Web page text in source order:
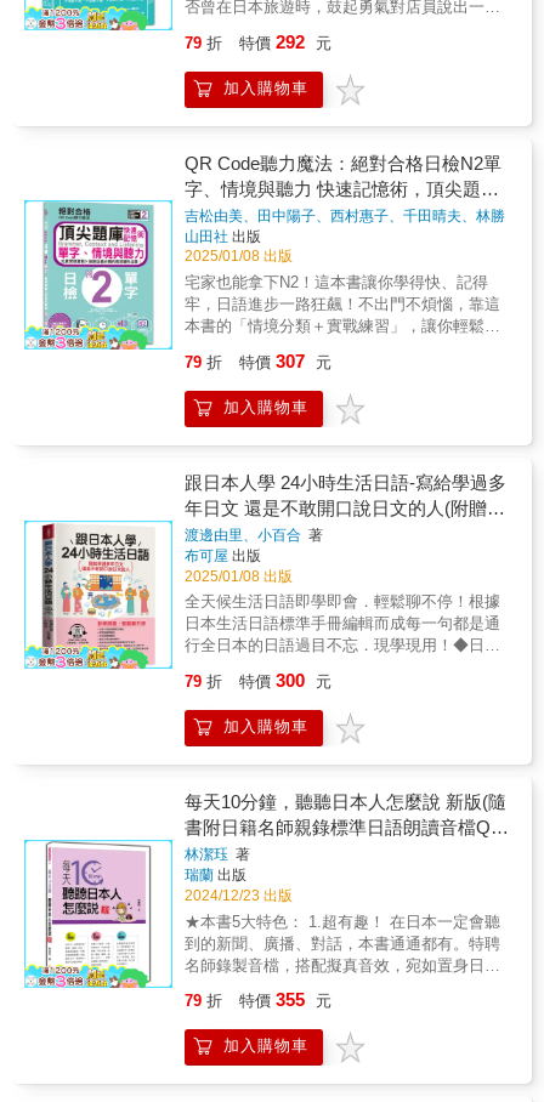
容，請運用於「會話練習」及「活動」當中。
結，搭配本書學習，初學立即開口說，日語越
嚇嚇叫！日語學了好多年，還是在自我介紹後
就卡關……文法明明看得懂，說出口時卻依然
麼話題開始……你在開口說日語時的猶豫和遲
疑、學習日語會話時的停滯不前，在台灣教學
日語近20年的本間老師都了解！為了想提升日
學經驗，設計出一套能逐漸並持續累積會話實
力的學習架構，並結合精美的插圖、舒適的排
版、有趣的練習！只要跟著本間老師的腳步，
從「課前暖身」、「正課學習」到「課後複
習」，學習進階文法、釐清動詞變化、掌握敬
語使用、熟知各類場景、認識日本文化……保
證日語會話能力更上一層樓！一、課前暖身在
開始學習之前，先做點小小暖身，導入正課
場景，將全書分為5課，在開始進入每一課之
解學習主軸，就能迅速抓住學習節奏。2.暖身
一下就像運動前要先暖身一樣，學習前也要來
個暖身操！輕鬆地動動腦，一邊玩小遊戲、一
邊培養學習情緒，順便檢視自己較不熟悉的概
念，更知道哪個部分要加強學習。二、正課學
習為了減輕學習的負擔，本間老師將每一課都
再細分為3～4個部分，每個部分的學習量都不
多，可以一次完整學完一個部分，同一主題還
能進行多次的學習。1.標準日語朗讀音檔＋輔
助插圖由作者本間老師搭配日籍名師共同錄製
標準日語朗讀音檔，從生詞、文型、情境會
話，到學習總複習、延伸學習，把標準發音帶
著走，不只會「說」、也會「聽」！全書更有
豐富的插圖，輔助理解、記憶，讓學習過程更
有趣、效果更加倍！2.生詞每個生詞除了有詞
性、漢字寫法、中譯，更標有「アクセント
現，百分之百的實用率，每個生詞都是必學的
精華。3.文型將重點文型條列出來，清楚呈現
每課、每個部分所要學習的文法重點，進入情
境會話後，就能一眼看到重要句型。4.情境會
話結合該課會話情境、生詞、文型，寫出在日
常生活中進行對話的過程，會如何開啟話題、
會討論哪些事情、對話中會有什麼樣的反應，
都可以透過情境會話一窺究竟。5.練習問題從
情境會話中擷取重要文型，進行簡短的會話練
習，如：「套進去說說看！」，從較簡單的代
覺，自然而然就更敢於嘗試用日語說出自己的
想法。6.Point!本間老師精心整理出台灣的學習
者們最需要釐清的重點文法概念，利用簡潔清
否曾在日本旅遊時，鼓起勇氣對店員說出一串
利的日語，讓您只能微笑點頭，內心卻在狂吶
喊：「我到底說錯了什麼？」放心！新版 《勇
敢開口說日語的七不訣竅》，專為您打造解決
input輸入還不夠！真正的魔法來自「唸出來」
的output輸出。當您大聲唸出句子時，身體裡的
運動神經全面啟動，像是在幫記憶開啟「黏住
模式」，學過一次就難以忘記！這就是「運動
性記憶」的威力。本書不僅教您怎麼看、怎麼
聽，還搭配學習祕技：配合唸出來的練習方
法，讓語感自然而然刻進腦袋，記憶不再只是
一時，而是隨時可用。拿起書，配合音檔練
習，從現在開始，一開口就充滿自信！ 七不
訣竅，新手學會秒開口！不怕尷尬、不怕忘
不怕用不出、不怕學不會。只要掌握這七大重
點，就能徹底翻轉您的日語會話能力！ 本
書告訴您，瞭解勇敢開口說日語的七不訣
從簡單易懂的日語開口練習，越說越自
然。 第二不，不怕忘記： 把句子和情境搭
配練習，多次重複，就能記得牢。 第三
不，不怕發音錯： 輕鬆跟讀，學正確發音，練
得越多越順口。 第四不，不怕說不對： 隨
時替換句中名詞或形容詞，句型怎麼變都好
用。 第五不，不怕聽不懂： 邊聽邊想像與
日本人交流的畫面，培養語感。 第六不，
用情境全搞定！ 第七不，不怕學不會： 練
膽量、不緊張，面對日本人也能自然反
應！ 詳細如下： 第一不，不怕尷尬：
說錯也沒關係！從簡單、實用的日語句子開
始，輕鬆開口，越說越自然。場景卡： 在餐廳
點飲料時，直接說「水ください」（請給我
水）。簡單、好記，立刻用得上！第二不，不
怕忘記：只要句子和情境搭配練習，記憶會變
得牢不可破！場景卡： 想像自己在點餐：「您
推薦哪種紅酒呢？」反覆練習相關句子，學得
又快又牢。第三不，不怕發音錯：不必擔心口
音問題！輕鬆跟讀練習，一點點進步就能變順
口。場景卡： 跟著音檔大聲唸出句子，多練幾
次，發音自然到連日本人都驚訝。第四不，不
怕說不對：只要替換句中的單字，句型就能靈
活應用，各種場景一把抓！場景卡： 「～をく
ださい」：ケーキをください（請給我蛋糕）
→お金をください（請給我錢）→ 手紙をくだ
79 折 特價 292 元
加入購物車
QR Code聽力魔法：絕對合格日檢N2單
字、情境與聽力 快速記憶術，頂尖題庫
(16K＋QR Code 線上音檔)
吉松由美、田中陽子、西村惠子、千田晴夫、林勝
田、山田社日檢題庫小組
山田社 出版
2025/01/08 出版
宅家也能拿下N2！這本書讓你學得快、記得
牢，日語進步一路狂飆！不出門不煩惱，靠這
本書的「情境分類＋實戰練習」，讓你輕鬆掌
法，招招直擊學習痛點，效果絕對驚人！ 快又
牢！6大招讓日檢N2變得簡單有趣： ⚉快又牢
1：「情境分類，單字速記No.1」 N2情境包羅
場合，最聰明學習法」 新制日檢看重「活用交
流」，學單字不再孤立！單字→情境串聯，讓
你真正知道在什麼場合用什麼字，學習事半功
倍！ ⚉快又牢3：「打鐵趁熱，回想練習」 背
完後，立刻進行「回想測驗」，邊背邊測，記
憶力像被超強黏著劑黏住，根本忘不掉！ ⚉快
又牢4：「一次搞懂相近詞，類義詞超強記憶
法」 由一個主題衍生出多個相關單字，詞彙網
絡一次掌握，類義詞差異全搞懂，語感直線飆
升！ ⚉快又牢5：「50音順金鑰索引，隨查隨
習起來一氣呵成，記憶效率加倍！ ⚉快又牢6：
「光碟聽力，單字記憶再升級」 日檢N2看重聽
力，邊聽邊記，讓詞彙牢牢刻進腦袋，再忙都
近詞速懂，一次搞定N2單字難題！ 還在單字記
到頭昏腦脹、相近詞混成一團？別煩惱！本書
用情境分類＋相近詞比較的超實用方法，讓你
不僅掌握單字，還能啟動「連鎖記憶」，一詞
帶一串，考試生活全覆蓋，學起來事半功倍！
亮點全開： ▲情境分類，單字秒清晰！ 依N2
考試內容精心分類，涵蓋時間、人物、政治、
經濟等豐富主題，一目了然，記憶更牢固！ ▲
比較與關聯分析，不再混淆，學完後考題見招
拆招，穩穩拿分！ ▲連鎖記憶法，喚醒整串詞
彙！ 遇到分類主題時，腦袋瞬間啟動連鎖記
憶，相關單字全浮現，考試、生活應用毫不費
力！ 2.邊背邊測，單字實力立刻見真章！ 覺得
79 折 特價 307 元
加入購物車
跟日本人學 24小時生活日語-寫給學過多
年日文 還是不敢開口說日文的人(附贈線
上MP3)
渡邊由里、小百合 著
布可屋 出版
2025/01/08 出版
全天候生活日語即學即會．輕鬆聊不停！根據
日本生活日語標準手冊編輯而成每一句都是通
行全日本的日語過目不忘．現學現用！◆日本
簡單越好都沒什麼很長的單字用來用去就是那
幾個簡單的字在組合80%以上的句子都很短，
輕鬆和日本人聊不停◆用80%的短句，說最純
學、日語檢定必備寶典◆寫給學過多年日文，
還是不敢開口說日文的人！本書根據日本生活
日語標準手冊編輯而成，每一句都是通行全日
本的日語，過目不忘，現學現用。【本書特
色】◆本書以生活上最基本、出現頻率最高的
單字為主。再加上一些在日本生活、留學時必
用，以及現今生活上較為流行的用語。◆簡單
易學，又能實際切入日本人的生活習慣。◆並
配合日本文化廳，委託國際日本語普及協會，
制定的『生活日本語標準手冊』整理而出來的
礎句型而編寫。◆以有限的單字、簡單的句
型，發揮最大的生活會話功能，觀光旅遊、遊
學留學、經商出差、生活移民、日語檢定必備
79 折 特價 300 元
加入購物車
每天10分鐘，聽聽日本人怎麼說 新版(隨
書附日籍名師親錄標準日語朗讀音檔QR
Code)
林潔珏 著
瑞蘭 出版
2024/12/23 出版
★本書5大特色： 1.超有趣！ 在日本一定會聽
到的新聞、廣播、對話，本書通通都有。特聘
名師錄製音檔，搭配擬真音效，宛如置身日
全書11大單元、77則情境對話，內容包羅萬
象。舉凡交通、旅遊、餐飲、購物、電視、社
交……，各種相關聽力應有盡有，學習零疏
79 折 特價 355 元
加入購物車